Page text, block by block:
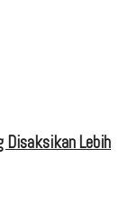
Disaksikan Lebih